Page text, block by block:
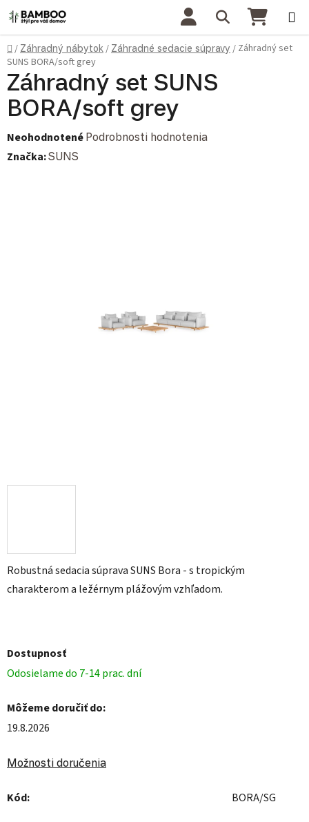
Prejsť na obsah Hľadať
Domov
/ Záhradný nábytok / Záhradné sedacie súpravy / Záhradný set
SUNS BORA/soft grey
Robustná sedacia súprava SUNS Bora - s tropickým
charakterom a ležérnym plážovým vzhľadom.
Dostupnosť
Odosielame do 7-14 prac. dní
Môžeme doručiť do:
19.8.2026
Možnosti doručenia
Kód: BORA/SG
Záhradný set SUNS
BORA/soft grey
Priemerné hodnotenie produktu je 0,0 z 5 hviezdičiek.
Neohodnotené Podrobnosti hodnotenia
Značka:SUNS